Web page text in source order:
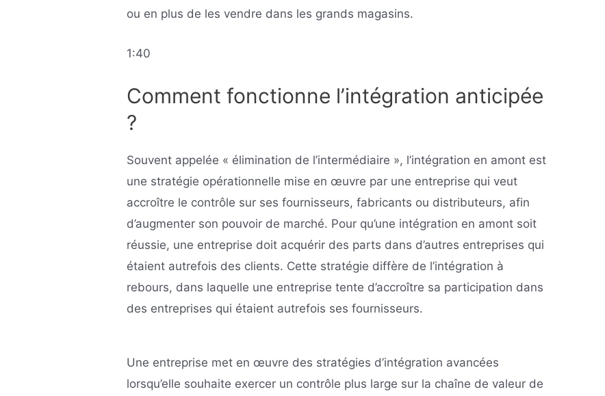
ou en plus de les vendre dans les grands magasins.
1:40
Comment fonctionne l’intégration anticipée
?
Souvent appelée « élimination de l’intermédiaire », l’intégration en amont est
une stratégie opérationnelle mise en œuvre par une entreprise qui veut
accroître le contrôle sur ses fournisseurs, fabricants ou distributeurs, afin
d’augmenter son pouvoir de marché. Pour qu’une intégration en amont soit
réussie, une entreprise doit acquérir des parts dans d’autres entreprises qui
étaient autrefois des clients. Cette stratégie diffère de l’intégration à
rebours, dans laquelle une entreprise tente d’accroître sa participation dans
des entreprises qui étaient autrefois ses fournisseurs.
Une entreprise met en œuvre des stratégies d’intégration avancées
lorsqu’elle souhaite exercer un contrôle plus large sur la chaîne de valeur de